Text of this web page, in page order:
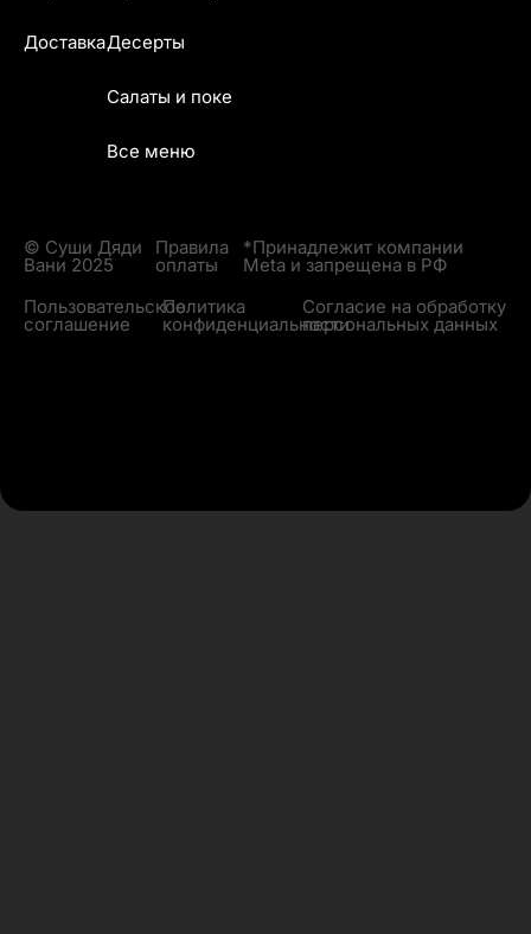
ДоставкаДесерты
Салаты и поке
Все меню
© Суши Дяди
Вани 2025
Правила
оплаты
*Принадлежит компании
Meta и запрещена в РФ
Пользовательское
соглашение
Политика
конфиденциальности
Согласие на обработку
персональных данных